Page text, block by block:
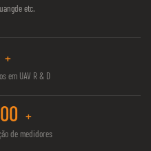
etc.
+
em UAV R & D
+
de medidores